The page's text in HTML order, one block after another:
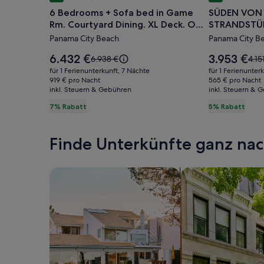
6
Bedrooms
+
Sofa
bed
in
Game
Rm.
Dining.
XL
6 Bedrooms + Sofa bed in Game
Rm. Courtyard Dining. XL Deck. Opp
Pool.Walk2beach
Panama City Beach
7% Rabatt
Der
Preis
beträgt
6.432 €.
6.432 €Der
alte
Preis
war
zum
6.938 €
für 1 Ferienunterkunft, 7 Nächte
919 € pro Nacht
inkl. Steuern & Gebühren
SÜDEN
VON
30A,
2
/
FREIE
SÜDEN
Panama City
5% Rabatt
Der
Preis
beträgt
3.953 €.
3.953 €Der
alte
Preis
war
zum
für 1
565 € pro Nacht
inkl. Steuern &
Finde Unterkünfte ganz
Suche nach Ferienhäusern Suche nach